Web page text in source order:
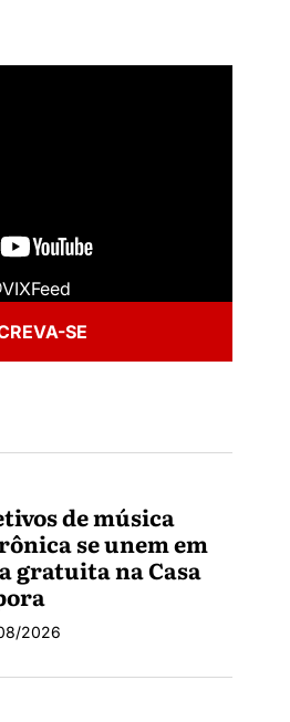
SE
de música
se unem em
gratuita na Casa
2026